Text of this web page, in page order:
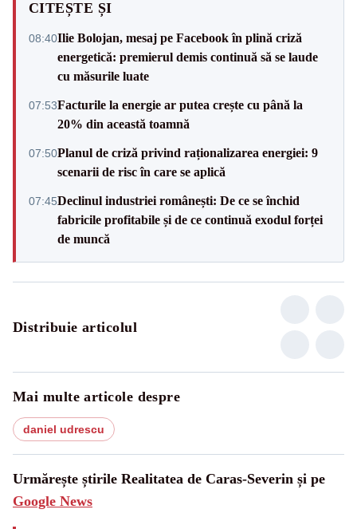
CITEȘTE ȘI
08:40Ilie Bolojan, mesaj pe Facebook în plină criză
energetică: premierul demis continuă să se laude
cu măsurile luate
07:53Facturile la energie ar putea crește cu până la
20% din această toamnă
07:50Planul de criză privind raționalizarea energiei: 9
scenarii de risc în care se aplică
07:45Declinul industriei românești: De ce se închid
fabricile profitabile și de ce continuă exodul forței
de muncă
Distribuie articolul
Mai multe articole despre
daniel udrescu
Urmărește știrile Realitatea de Caras-Severin și pe
Google News